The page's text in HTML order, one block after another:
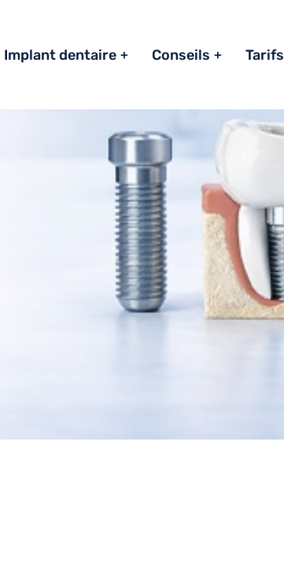
Implant dentaire Conseils Tarifs